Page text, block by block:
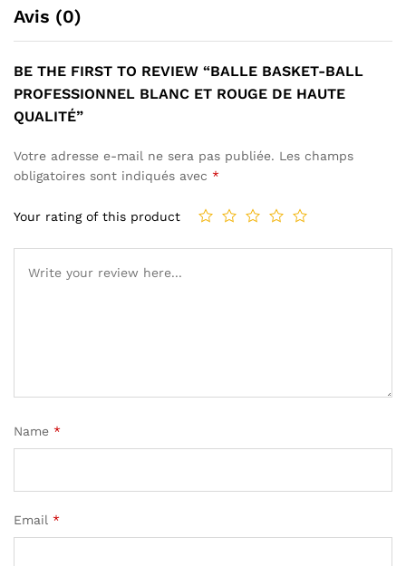
Avis (0)
BE THE FIRST TO REVIEW “BALLE BASKET-BALL
PROFESSIONNEL BLANC ET ROUGE DE HAUTE
QUALITÉ”
Votre adresse e-mail ne sera pas publiée. Les champs
obligatoires sont indiqués avec *
Your rating of this product
Name *
Email *